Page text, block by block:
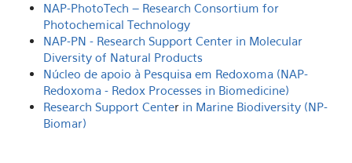
NAP-PhotoTech – Research Consortium for
Photochemical Technology
NAP-PN - Research Support Center in Molecular
Diversity of Natural Products
Núcleo de apoio à Pesquisa em Redoxoma (NAP-
Redoxoma - Redox Processes in Biomedicine)
Research Support Center in Marine Biodiversity (NP-
Biomar)